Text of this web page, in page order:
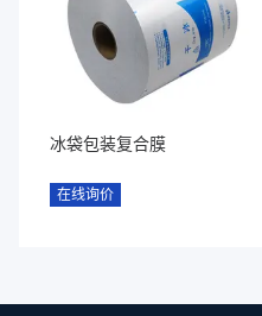
冰袋包装复合膜
在线询价